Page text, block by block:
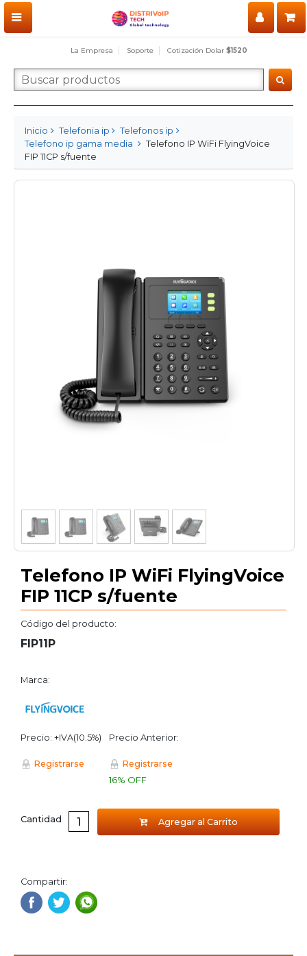
La Empresa Soporte Cotización Dolar $1520
Inicio Telefonia ip
Telefonos ip
Telefono ip gama media
Telefono IP WiFi FlyingVoice
FIP 11CP s/fuente
Telefono IP WiFi FlyingVoice
FIP 11CP s/fuente
Código del producto:
FIP11P
Marca:
Precio: +IVA(10.5%)
Registrarse
Precio Anterior:
Registrarse
16% OFF
Cantidad Agregar al Carrito
Compartir: